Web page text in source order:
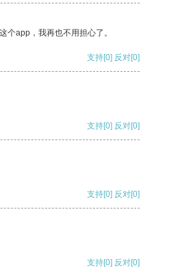
个app，我再也不用担心了。
支持[0] 反对[0]
支持[0] 反对[0]
支持[0] 反对[0]
支持[0] 反对[0]